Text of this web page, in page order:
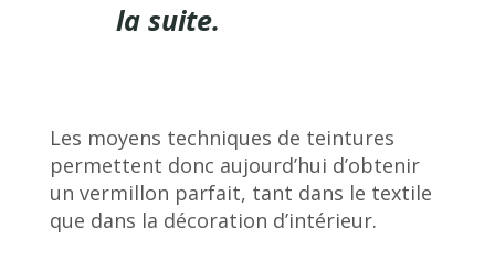
la suite.
Les moyens techniques de teintures
permettent donc aujourd’hui d’obtenir
un vermillon parfait, tant dans le textile
que dans la décoration d’intérieur.